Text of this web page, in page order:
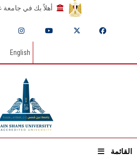
أهلاً بك في
English
القائمة